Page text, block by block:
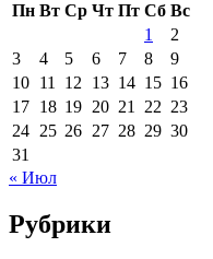
Пн Вт Ср Чт Пт Сб Вс
1
2
3
4 5 6 7 8
9
10 11 12 13 14 15 16
17 18 19 20 21 22 23
24 25 26 27 28 29 30
31
« Июл
Рубрики